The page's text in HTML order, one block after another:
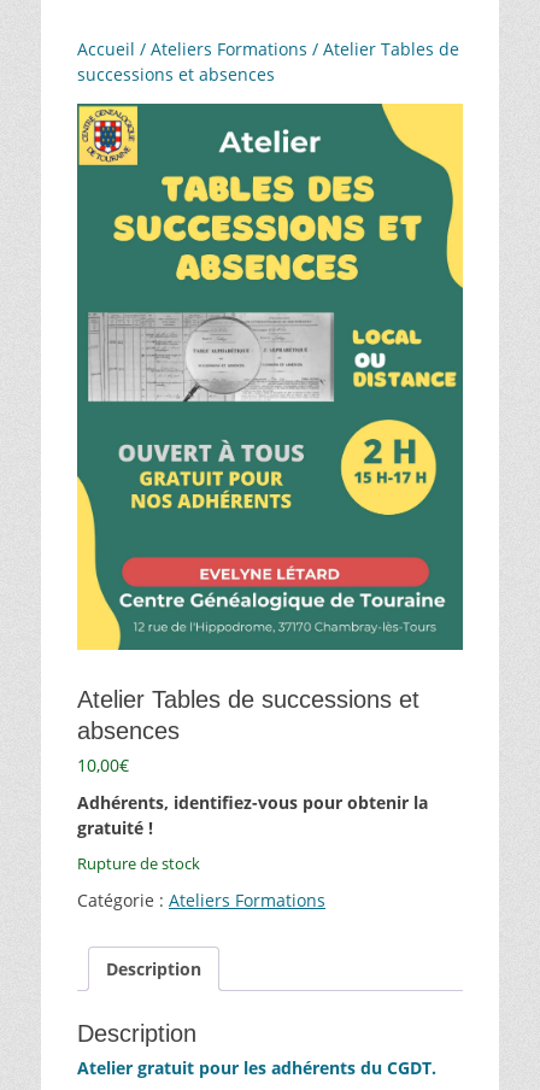
Accueil / Ateliers Formations / Atelier Tables de
successions et absences
Atelier Tables de successions et
absences
10,00€
Adhérents, identifiez-vous pour obtenir la
gratuité !
Rupture de stock
Catégorie : Ateliers Formations
Description
Description
Atelier gratuit pour les adhérents du CGDT.